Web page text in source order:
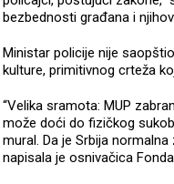
bezbednosti građana i
Ministar policije nije
kulture, primitivnog crteža
“Velika sramota: MUP
može doći do fizičkog
mural. Da je Srbija
napisala je osnivačica